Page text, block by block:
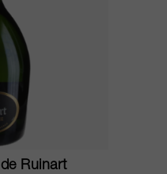
Ruinart